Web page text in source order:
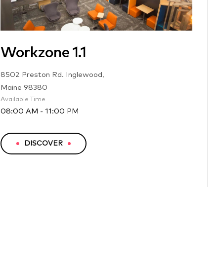
Workzone 1.1
8502 Preston Rd. Inglewood,
Maine 98380
Available Time
08:00 AM - 11:00 PM
DISCOVER